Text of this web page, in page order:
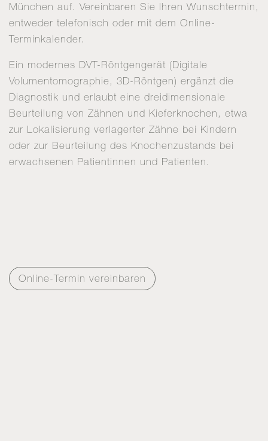
München auf. Vereinbaren Sie Ihren Wunschtermin,
entweder telefonisch oder mit dem Online-
Terminkalender.
Ein modernes DVT-Röntgengerät (Digitale
Volumentomographie, 3D-Röntgen) ergänzt die
Diagnostik und erlaubt eine dreidimensionale
Beurteilung von Zähnen und Kieferknochen, etwa
zur Lokalisierung verlagerter Zähne bei Kindern
oder zur Beurteilung des Knochenzustands bei
erwachsenen Patientinnen und Patienten.
Online-Termin vereinbaren